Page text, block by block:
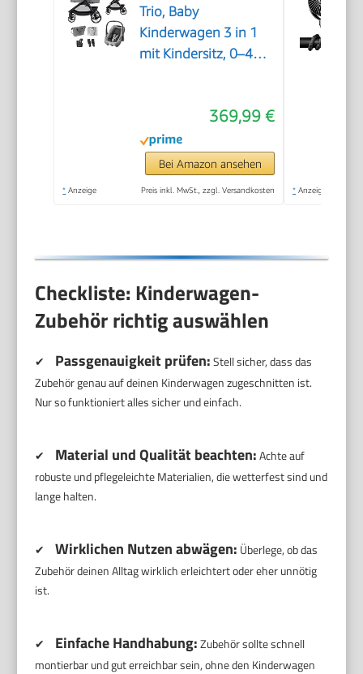
Trio, Baby
Kinderwagen 3 in 1
mit Kindersitz, 0–4
Kompaktes und
Wendbares
Kinderwagen Set, Mit
CabrioFix S i-Size-
369,99 €
Bei Amazon ansehen
* Anzeige Preis inkl. MwSt., zzgl. Versandkosten * Anzeige
Checkliste: Kinderwagen-
Zubehör richtig auswählen
✔ Passgenauigkeit prüfen:Stell sicher, dass das
Zubehör genau auf deinen Kinderwagen zugeschnitten ist.
Nur so funktioniert alles sicher und einfach.
✔ Material und Qualität beachten:Achte auf
robuste und pflegeleichte Materialien, die wetterfest sind und
lange halten.
✔ Wirklichen Nutzen abwägen: Überlege, ob das
Zubehör deinen Alltag wirklich erleichtert oder eher unnötig
ist.
✔ Einfache Handhabung:Zubehör sollte schnell
montierbar und gut erreichbar sein, ohne den Kinderwagen